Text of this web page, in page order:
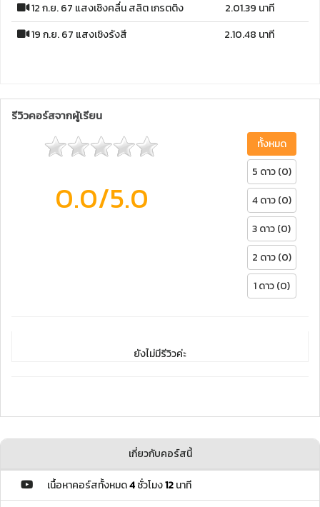
12 ก.ย. 67 แสงเชิงคลื่น สลิต เกรตติง
2.01.39 นาที
19 ก.ย. 67 แสงเชิงรังสี
2.10.48 นาที
รีวิวคอร์สจากผู้เรียน
0.0/5.0
ทั้งหมด
5 ดาว (0)
4 ดาว (0)
3 ดาว (0)
2 ดาว (0)
1 ดาว (0)
ยังไม่มีรีวิวค่ะ
เกี่ยวกับคอร์สนี้
เนื้อหาคอร์สทั้งหมด4ชั่วโมง12นาที